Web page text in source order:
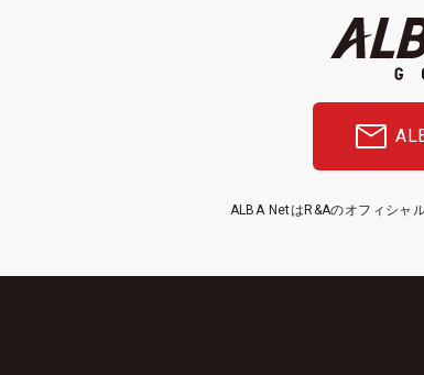
ALBA NetはR&Aのオフィシャ